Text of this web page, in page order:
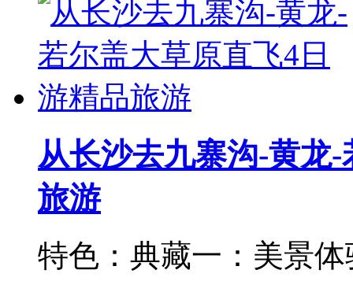
从长沙去九寨沟-黄龙
旅游
特色：典藏一：美景